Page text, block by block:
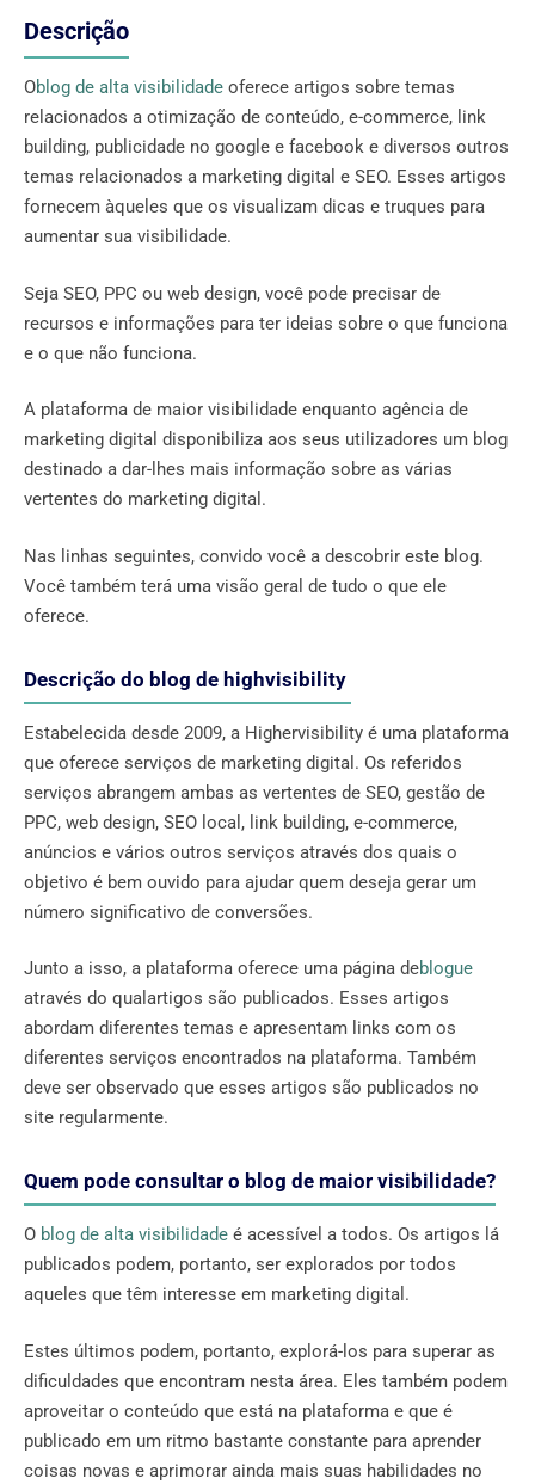
Descrição
Oblog de alta visibilidade oferece artigos sobre temas
relacionados a otimização de conteúdo, e-commerce, link
building, publicidade no google e facebook e diversos outros
temas relacionados a marketing digital e SEO. Esses artigos
fornecem àqueles que os visualizam dicas e truques para
aumentar sua visibilidade.
Seja SEO, PPC ou web design, você pode precisar de
recursos e informações para ter ideias sobre o que funciona
e o que não funciona.
A plataforma de maior visibilidade enquanto agência de
marketing digital disponibiliza aos seus utilizadores um blog
destinado a dar-lhes mais informação sobre as várias
vertentes do marketing digital.
Nas linhas seguintes, convido você a descobrir este blog.
Você também terá uma visão geral de tudo o que ele
oferece.
Descrição do blog de highvisibility
Estabelecida desde 2009, a Highervisibility é uma plataforma
que oferece serviços de marketing digital. Os referidos
serviços abrangem ambas as vertentes de SEO, gestão de
PPC, web design, SEO local, link building, e-commerce,
anúncios e vários outros serviços através dos quais o
objetivo é bem ouvido para ajudar quem deseja gerar um
número significativo de conversões.
Junto a isso, a plataforma oferece uma página deblogue
através do qualartigos são publicados. Esses artigos
abordam diferentes temas e apresentam links com os
diferentes serviços encontrados na plataforma. Também
deve ser observado que esses artigos são publicados no
site regularmente.
Quem pode consultar o blog de maior visibilidade?
O blog de alta visibilidade é acessível a todos. Os artigos lá
publicados podem, portanto, ser explorados por todos
aqueles que têm interesse em marketing digital.
Estes últimos podem, portanto, explorá-los para superar as
dificuldades que encontram nesta área. Eles também podem
aproveitar o conteúdo que está na plataforma e que é
publicado em um ritmo bastante constante para aprender
coisas novas e aprimorar ainda mais suas habilidades no